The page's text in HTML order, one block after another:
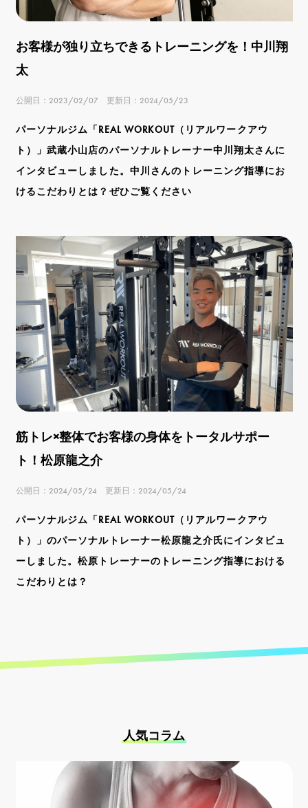
お客様が独り立ちできるトレーニングを！中川翔
太
公開日：2023/02/07 更新日：2024/05/23
パーソナルジム「REAL WORKOUT（リアルワークアウ
ト）」武蔵小山店のパーソナルトレーナー中川翔太さんに
インタビューしました。中川さんのトレーニング指導にお
けるこだわりとは？ぜひご覧ください
筋トレ×整体でお客様の身体をトータルサポー
ト！松原龍之介
公開日：2024/05/24 更新日：2024/05/24
パーソナルジム「REAL WORKOUT（リアルワークアウ
ト）」のパーソナルトレーナー松原龍之介氏にインタビュ
ーしました。松原トレーナーのトレーニング指導における
こだわりとは？
人気コラム